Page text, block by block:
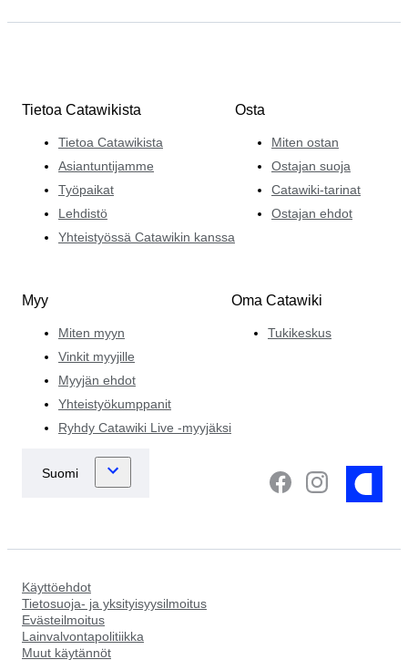
Tietoa Catawikista
Tietoa Catawikista
Asiantuntijamme
Työpaikat
Lehdistö
Yhteistyössä Catawikin kanssa
Osta
Miten ostan
Ostajan suoja
Catawiki-tarinat
Ostajan ehdot
Myy
Miten myyn
Vinkit myyjille
Myyjän ehdot
Yhteistyökumppanit
Ryhdy Catawiki Live -myyjäksi
Oma Catawiki
Tukikeskus
Käyttöehdot
Tietosuoja- ja yksityisyysilmoitus
Evästeilmoitus
Lainvalvontapolitiikka
Muut käytännöt